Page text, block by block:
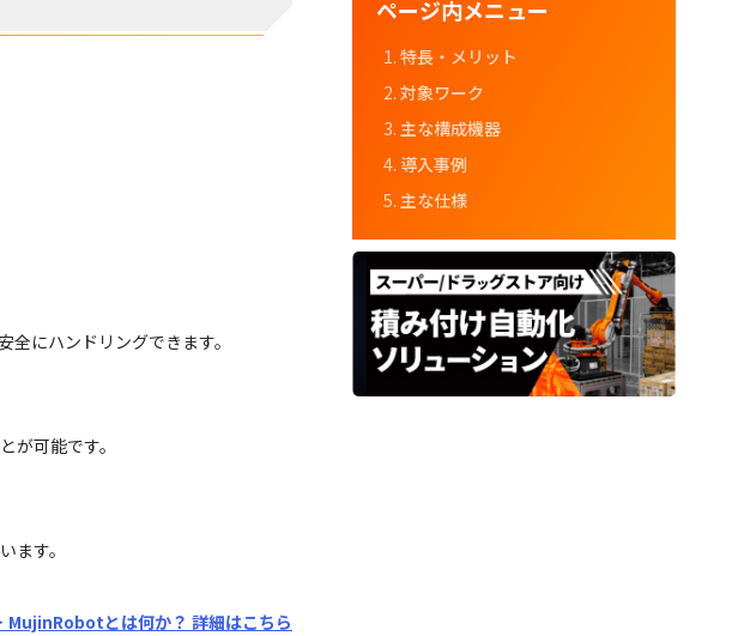
ページ内メニュー
特長・メリット
対象ワーク
主な構成機器
導入事例
主な仕様
にハンドリングできます。
が可能です。
ます。
MujinRobotとは何か？ 詳細はこちら